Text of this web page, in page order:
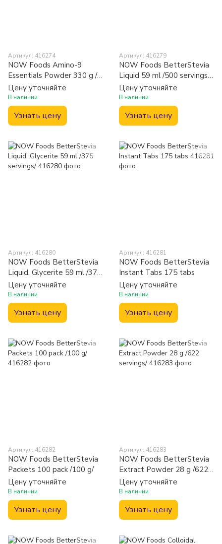
Артикул: 416274
NOW Foods Amino-9
Essentials Powder 330 g /
59 servings
Цену уточняйте
В наличии
Узнать цену
Артикул: 416279
NOW Foods BetterStevia
Liquid 59 ml /500 servings/
Black Chocolate
Цену уточняйте
В наличии
Узнать цену
Артикул: 416280
NOW Foods BetterStevia
Liquid, Glycerite 59 ml /375
servings/
Цену уточняйте
В наличии
Узнать цену
Артикул: 416281
NOW Foods BetterStevia
Instant Tabs 175 tabs
Цену уточняйте
В наличии
Узнать цену
Артикул: 416282
NOW Foods BetterStevia
Packets 100 pack /100 g/
Цену уточняйте
В наличии
Узнать цену
Артикул: 416283
NOW Foods BetterStevia
Extract Powder 28 g /622
servings/
Цену уточняйте
В наличии
Узнать цену